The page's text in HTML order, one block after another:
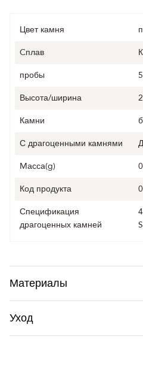
Цвет камня
Cплав
пробы
Высота/ширина
Камни
С драгоценными камнями
Mасса(g)
Код продукта
Спецификация
драгоценных камней
Материалы
Уход